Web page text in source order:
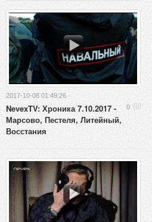
2017-10-08 01:49:26 ·
0
NevexTV: Хроника 7.10.2017 -
Марсово, Пестеля, Литейный,
Восстания